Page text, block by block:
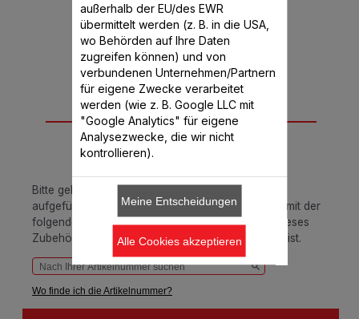
In den Warenkorb legen
Passend für 1
Produkt(e)
Bitte geben Sie Ihre Artikelnummer in das unten
aufgeführte Suchfeld ein oder gleichen Sie diese mit der
folgenden Tabelle ab, um sicherzustellen, dass dieses
Zubehör-/ Ersatzteil mit Ihrem Produkt kompatibel ist.
Wo finde ich die Artikelnummer?
außerhalb der EU/des EWR
übermittelt werden (z. B. in die USA,
wo Behörden auf Ihre Daten
zugreifen können) und von
verbundenen Unternehmen/Partnern
für eigene Zwecke verarbeitet
werden (wie z. B. Google LLC mit
"Google Analytics" für eigene
Analysezwecke, die wir nicht
kontrollieren).
Meine Entscheidungen
Alle Cookies akzeptieren